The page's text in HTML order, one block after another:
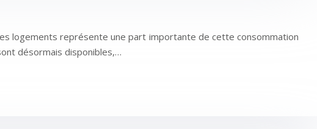
logements représente une part importante de cette consommation
désormais disponibles,…